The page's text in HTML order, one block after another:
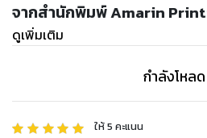
จากสำนักพิมพ์ Amarin
ดูเพิ่มเติม
กำลังโหลด
ให้5 คะแนน